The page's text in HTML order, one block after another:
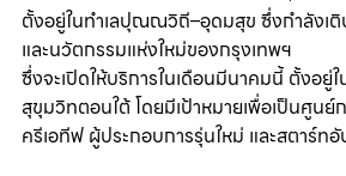
ตั้งอยู่ในทำเลปุณณวิถี–อุดมสุข ซึ่งกำลังเติ
และนวัตกรรมแห่งใหม่ของกรุงเทพฯ
ซึ่งจะเปิดให้บริการในเดือนมีนาคมนี้ ตั้งอยู่
สุขุมวิทตอนใต้ โดยมีเป้าหมายเพื่อเป็นศูน
ครีเอทีฟ ผู้ประกอบการรุ่นใหม่ และสตาร์ท